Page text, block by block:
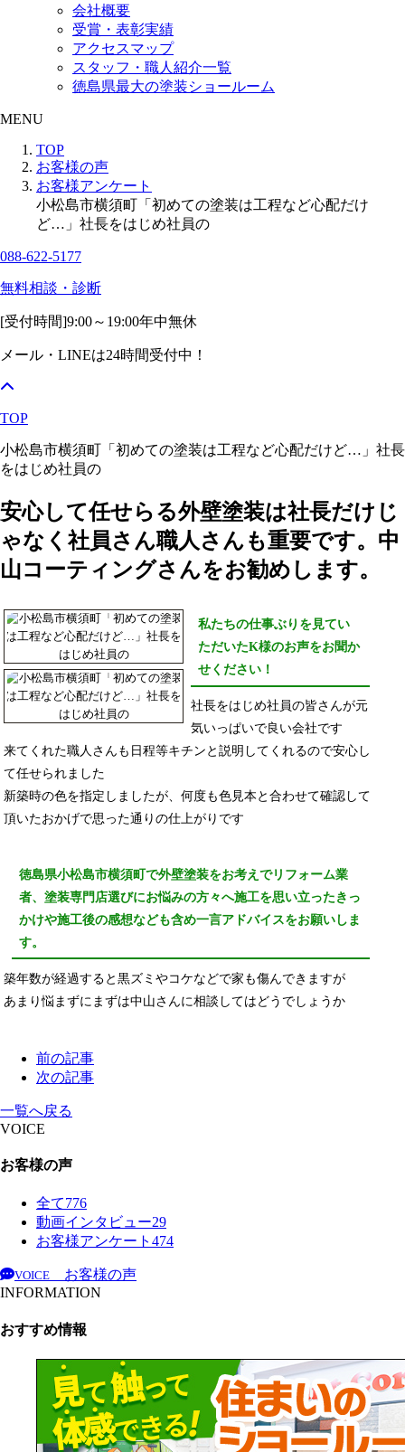
会社概要
受賞・表彰実績
アクセスマップ
スタッフ・職人紹介一覧
徳島県最大の塗装ショールーム
MENU
TOP
お客様の声
お客様アンケート
小松島市横須町「初めての塗装は工程など心配だけ
ど…」社長をはじめ社員の
088-622-5177
無料相談・診断
[受付時間]9:00～19:00年中無休
メール・LINEは24時間受付中！
TOP
小松島市横須町「初めての塗装は工程など心配だけど…」社長
をはじめ社員の
安心して任せらる外壁塗装は社長だけじ
ゃなく社員さん職人さんも重要です。中
山コーティングさんをお勧めします。
私たちの仕事ぶりを見てい
ただいたK様のお声をお聞か
せください！
社長をはじめ社員の皆さんが元
気いっぱいで良い会社です
来てくれた職人さんも日程等キチンと説明してくれるので安心し
て任せられました
新築時の色を指定しましたが、何度も色見本と合わせて確認して
頂いたおかげで思った通りの仕上がりです
徳島県小松島市横須町で外壁塗装をお考えでリフォーム業
者、塗装専門店選びにお悩みの方々へ施工を思い立ったきっ
かけや施工後の感想なども含め一言アドバイスをお願いしま
す。
築年数が経過すると黒ズミやコケなどで家も傷んできますが
あまり悩まずにまずは中山さんに相談してはどうでしょうか
前の記事
次の記事
一覧へ戻る
VOICE
お客様の声
全て776
動画インタビュー29
お客様アンケート 474
VOICE
お客様の声
INFORMATION
おすすめ情報